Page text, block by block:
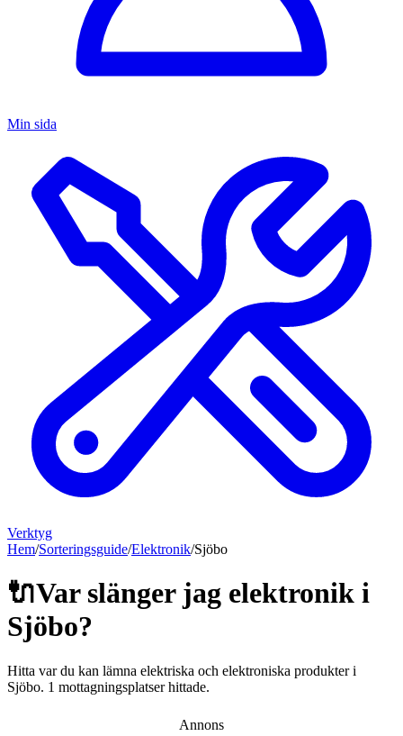
Min sida
Verktyg
Hem/Sorteringsguide/Elektronik/Sjöbo
🔌Var slänger jag elektronik i
Sjöbo?
Hitta var du kan lämna elektriska och elektroniska produkteri
Sjöbo. 1 mottagningsplatser hittade.
Annons